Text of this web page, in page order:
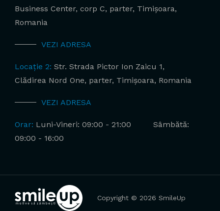
Business Center, corp C, parter, Timișoara,
Romania
VEZI ADRESA
Locație 2: Str. Strada Pictor Ion Zaicu 1,
Clădirea Nord One, parter, Timișoara, Romania
VEZI ADRESA
Orar: Luni-Vineri: 09:00 - 21:00
Sâmbătă:
09:00 - 16:00
Copyright © 2026 SmileUp